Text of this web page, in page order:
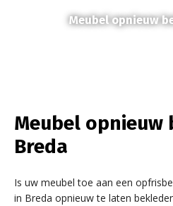
Meubel opnieuw
Meubel opnieuw
Breda
Is uw meubel toe aan een
in Breda opnieuw te laten